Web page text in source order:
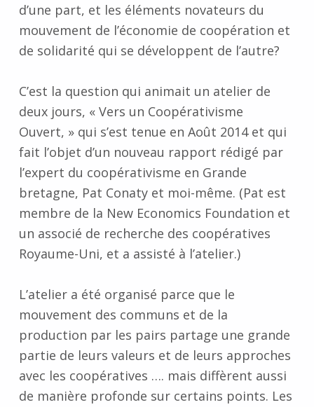
d’une part, et les éléments novateurs du
mouvement de l’économie de coopération et
de solidarité qui se développent de l’autre?
C’est la question qui animait un atelier de
deux jours, « Vers un Coopérativisme
Ouvert, » qui s’est tenue en Août 2014 et qui
fait l’objet d’un nouveau rapport rédigé par
l’expert du coopérativisme en Grande
bretagne, Pat Conaty et moi-même. (Pat est
membre de la New Economics Foundation et
un associé de recherche des coopératives
Royaume-Uni, et a assisté à l’atelier.)
L’atelier a été organisé parce que le
mouvement des communs et de la
production par les pairs partage une grande
partie de leurs valeurs et de leurs approches
avec les coopératives …. mais diffèrent aussi
de manière profonde sur certains points. Les